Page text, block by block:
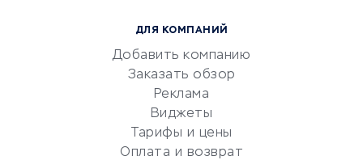
Бухгалтерия онлайн
ДЛЯ КОМПАНИЙ
Добавить компанию
Заказать обзор
Реклама
Виджеты
Тарифы и цены
Оплата и возврат